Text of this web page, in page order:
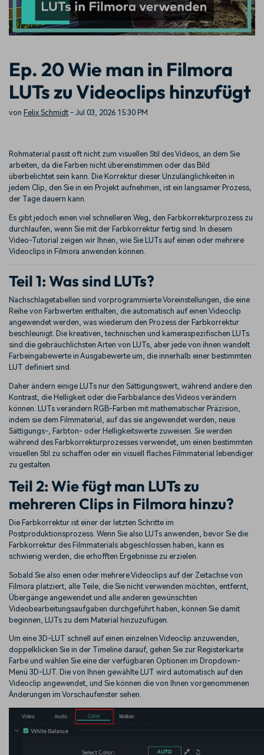
Lernen, ausdrücken und
erweitern Sie Ihre
Videobearbeitungs-
Erfahren Sie, wie Sie einen
Spezialeffekt erzeugen
können
Creator
Monetarisierungs-
Monetarisieren Sie
Freunde-werben-
Programm
An Freunde empfehlen,
Blog
Bewertungen
Erfahren Sie, wie unsere
Kunden Erfolg haben
Schalten Sie Partnerschaften
auf Unternehmensebene frei
Suchen
Ep. 20 Wie man in Filmora
LUTs zu Videoclips hinzufügt
von Felix Schmidt - Jul 03, 2026 15:30 PM
Rohmaterial passt oft nicht zum visuellen Stil des Videos, an dem Sie
arbeiten, da die Farben nicht übereinstimmen oder das Bild
überbelichtet sein kann. Die Korrektur dieser Unzulänglichkeiten in
jedem Clip, den Sie in ein Projekt aufnehmen, ist ein langsamer Prozess,
der Tage dauern kann.
Es gibt jedoch einen viel schnelleren Weg, den Farbkorrekturprozess zu
durchlaufen, wenn Sie mit der Farbkorrektur fertig sind. In diesem
Video-Tutorial zeigen wir Ihnen, wie Sie LUTs auf einen oder mehrere
Videoclips in Filmora anwenden können.
Teil 1: Was sind LUTs?
Nachschlagetabellen sind vorprogrammierte Voreinstellungen, die eine
Reihe von Farbwerten enthalten, die automatisch auf einen Videoclip
angewendet werden, was wiederum den Prozess der Farbkorrektur
beschleunigt. Die kreativen, technischen und kameraspezifischen LUTs
sind die gebräuchlichsten Arten von LUTs, aber jede von ihnen wandelt
Farbeingabewerte in Ausgabewerte um, die innerhalb einer bestimmten
LUT definiert sind.
Daher ändern einige LUTs nur den Sättigungswert, während andere den
Kontrast, die Helligkeit oder die Farbbalance des Videos verändern
können. LUTs verändern RGB-Farben mit mathematischer Präzision,
indem sie dem Filmmaterial, auf das sie angewendet werden, neue
Sättigungs-, Farbton- oder Helligkeitswerte zuweisen. Sie werden
während des Farbkorrekturprozesses verwendet, um einen bestimmten
visuellen Stil zu schaffen oder ein visuell flaches Filmmaterial lebendiger
zu gestalten.
Teil 2: Wie fügt man LUTs zu
mehreren Clips in Filmora hinzu?
Die Farbkorrektur ist einer der letzten Schritte im
Postproduktionsprozess. Wenn Sie also LUTs anwenden, bevor Sie die
Farbkorrektur des Filmmaterials abgeschlossen haben, kann es
schwierig werden, die erhofften Ergebnisse zu erzielen.
Sobald Sie also einen oder mehrere Videoclips auf der Zeitachse von
Filmora platziert, alle Teile, die Sie nicht verwenden möchten, entfernt,
Übergänge angewendet und alle anderen gewünschten
Videobearbeitungsaufgaben durchgeführt haben, können Sie damit
beginnen, LUTs zu dem Material hinzuzufügen.
Um eine 3D-LUT schnell auf einen einzelnen Videoclip anzuwenden,
doppelklicken Sie in der Timeline darauf, gehen Sie zur Registerkarte
Farbe und wählen Sie eine der verfügbaren Optionen im Dropdown-
Menü 3D-LUT. Die von Ihnen gewählte LUT wird automatisch auf den
Videoclip angewendet, und Sie können die von Ihnen vorgenommenen
Änderungen im Vorschaufenster sehen.